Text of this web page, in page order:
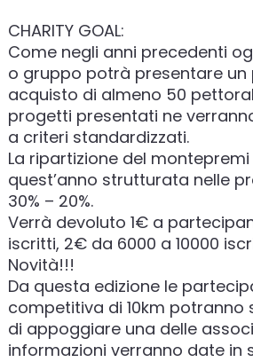
CHARITY GOAL:
Come negli anni precedenti
o gruppo potrà presentare
acquisto di almeno 50
progetti presentati ne
a criteri standardizzati.
La ripartizione del
quest’anno strutturata nelle
30% – 20%.
Verrà devoluto 1€ a
iscritti, 2€ da 6000 a 10000
Novità!!!
Da questa edizione le
competitiva di 10km potranno
di appoggiare una delle
informazioni verranno date in